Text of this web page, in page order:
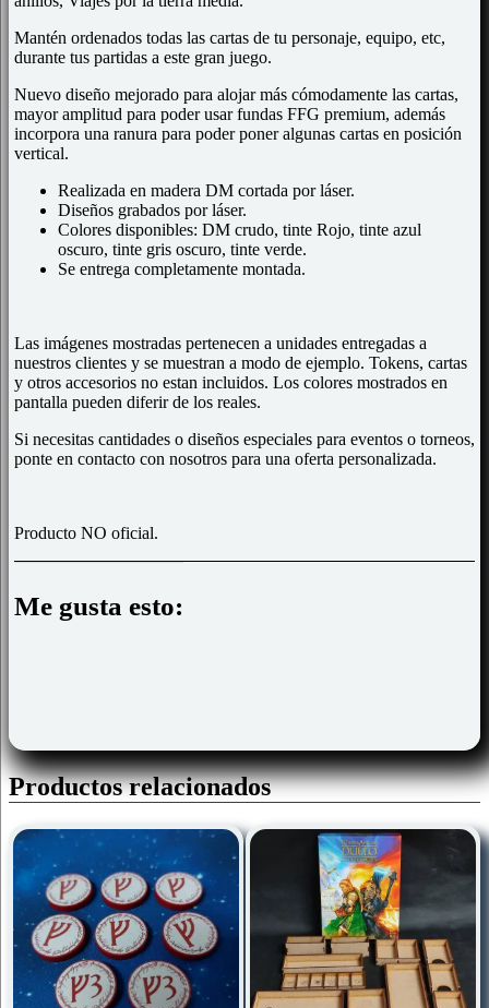
Mantén ordenados todas las cartas de tu personaje, equipo, etc,
durante tus partidas a este gran juego.
Nuevo diseño mejorado para alojar más cómodamente las cartas,
mayor amplitud para poder usar fundas FFG premium, además
incorpora una ranura para poder poner algunas cartas en posición
vertical.
Realizada en madera DM cortada por láser.
Diseños grabados por láser.
Colores disponibles: DM crudo, tinte Rojo, tinte azul
oscuro, tinte gris oscuro, tinte verde.
Se entrega completamente montada.
Las imágenes mostradas pertenecen a unidades entregadas a
nuestros clientes y se muestran a modo de ejemplo. Tokens, cartas
y otros accesorios no estan incluidos. Los colores mostrados en
pantalla pueden diferir de los reales.
Si necesitas cantidades o diseños especiales para eventos o torneos,
ponte en contacto con nosotros para una oferta personalizada.
Producto NO oficial.
Me gusta esto:
Productos relacionados